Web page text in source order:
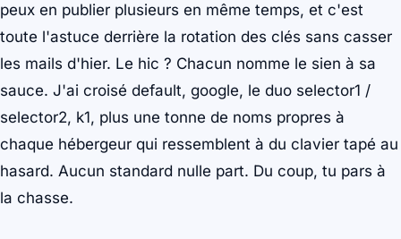
peux en publier plusieurs en même temps, et c'est
toute l'astuce derrière la rotation des clés sans casser
les mails d'hier. Le hic ? Chacun nomme le sien à sa
sauce. J'ai croisé default, google, le duo selector1 /
selector2, k1, plus une tonne de noms propres à
chaque hébergeur qui ressemblent à du clavier tapé au
hasard. Aucun standard nulle part. Du coup, tu pars à
la chasse.